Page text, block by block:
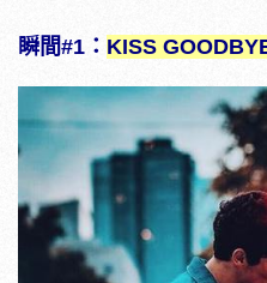
瞬間#1： KISS